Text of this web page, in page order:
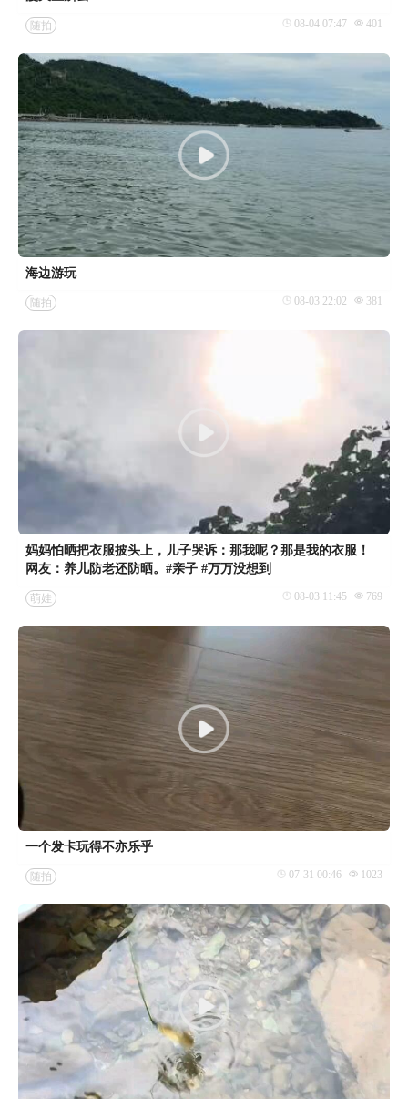
随拍 08-04 07:47 401
海边游玩
随拍 08-03 22:02 381
妈妈怕晒把衣服披头上，儿子哭诉：那我呢？那是我的衣服！
网友：养儿防老还防晒。#亲子 #万万没想到
萌娃 08-03 11:45 769
一个发卡玩得不亦乐乎
随拍 07-31 00:46 1023